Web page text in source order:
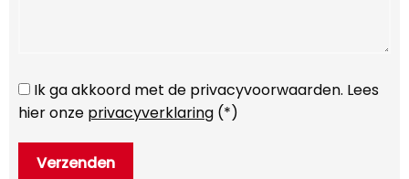
Ik ga akkoord met de privacyvoorwaarden. Lees
hier onze privacyverklaring (*)